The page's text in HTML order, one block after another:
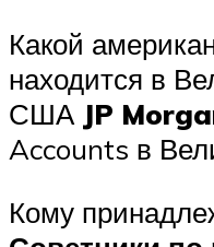
Какой
находится в
США JP
Accounts в
Кому